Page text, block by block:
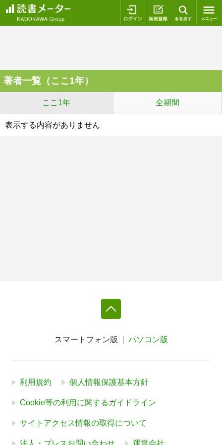
ログイン 新規登録
著者一覧（ここ1年）
ここ1年 全期間
表示する内容がありません
スマートフォン版 パソコン版
利用規約 個人情報保護基本方針
Cookie等の利用に関するガイドライン
サイトアクセス情報の取得について
法人・プレスお問い合わせ 運営会社